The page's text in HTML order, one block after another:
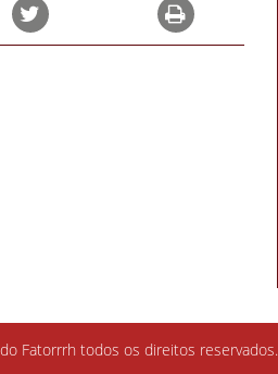
Fatorrrh todos os direitos reservados.